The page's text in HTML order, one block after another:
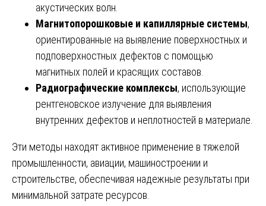
акустических волн.
Магнитопорошковые и капиллярные системы,
ориентированные на выявление поверхностных и
подповерхностных дефектов с помощью
магнитных полей и красящих составов.
Радиографические комплексы, использующие
рентгеновское излучение для выявления
внутренних дефектов и неплотностей в материале.
Эти методы находят активное применение в тяжелой
промышленности, авиации, машиностроении и
строительстве, обеспечивая надежные результаты при
минимальной затрате ресурсов.